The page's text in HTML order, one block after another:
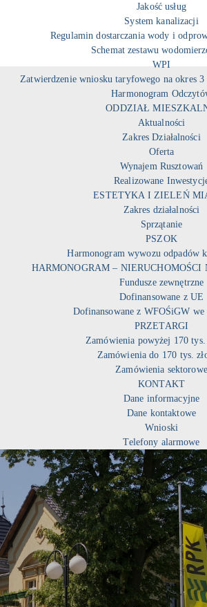
Jakość usług
System kanalizacji
Regulamin dostarczania wody i
Schemat zestawu
WPI
Zatwierdzenie wniosku taryfowego na okres
Harmonogram
ODDZIAŁ
Aktualności
Zakres Działalności
Oferta
Wynajem Rusztowań
Realizowane
ESTETYKA I ZIELEŃ
Zakres działalności
Sprzątanie
PSZOK
Harmonogram wywozu odpadów
HARMONOGRAM –
Fundusze zewnętrzne
Dofinansowane z UE
Dofinansowane z WFOŚiGW we
PRZETARGI
Zamówienia powyżej 170 tys.
Zamówienia do 170 tys.
Zamówienia sektorowe
KONTAKT
Dane informacyjne
Dane kontaktowe
Wnioski
Telefony alarmowe